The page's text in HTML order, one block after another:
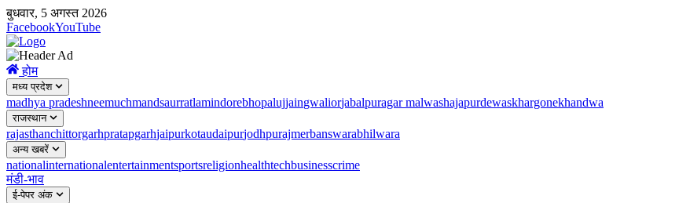
बुधवार, 5 अगस्त 2026
FacebookYouTube
होम
मध्य प्रदेश
madhya pradeshneemuchmandsaurratlamindorebhopalujjaingwaliorjabalpuragar malwashajapurdewaskhargonekhandwa
राजस्थान
rajasthanchittorgarhpratapgarhjaipurkotaudaipurjodhpurajmerbanswarabhilwara
अन्य खबरें
nationalinternationalentertainmentsportsreligionhealthtechbusinesscrime
मंडी-भाव
ई-पेपर अंक